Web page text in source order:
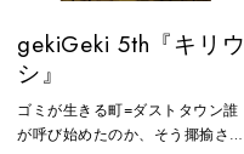
gekiGeki 5th『キリウ
シ』
ゴミが生きる町=ダストタウン誰
が呼び始めたのか、そう揶揄され